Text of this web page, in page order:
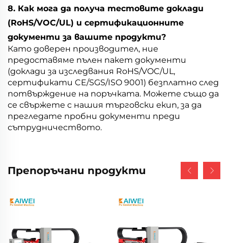
8. Как мога да получа тестовите доклади
(RoHS/VOC/UL) и сертификационните
документи за вашите продукти?
Като доверен производител, ние
предоставяме пълен пакет документи
(доклади за изследвания RoHS/VOC/UL,
сертификати CE/SGS/ISO 9001) безплатно след
потвърждение на поръчката. Можете също да
се свържете с нашия търговски екип, за да
прегледате пробни документи преди
сътрудничеството.
Препоръчани продукти